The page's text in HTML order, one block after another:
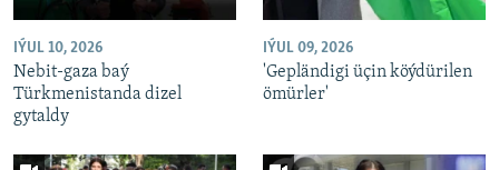
IÝUL 10, 2026
Nebit-gaza baý
Türkmenistanda dizel
gytaldy
IÝUL 09, 2026
'Gepländigi üçin köýdürilen
ömürler'